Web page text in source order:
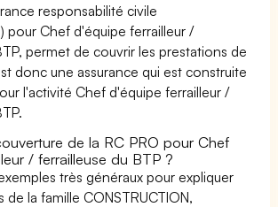
responsabilité civile
pour Chef d'équipe ferrailleur /
permet de couvrir les prestations de
donc une assurance qui est construite
l'activité Chef d'équipe ferrailleur /
de la RC PRO pour Chef
/ ferrailleuse du BTP ?
très généraux pour expliquer
de la famille CONSTRUCTION,